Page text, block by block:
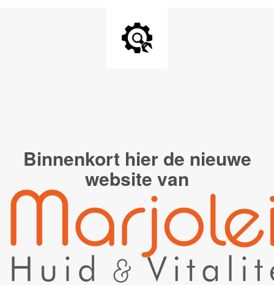
Binnenkort hier de nieuwe
website van